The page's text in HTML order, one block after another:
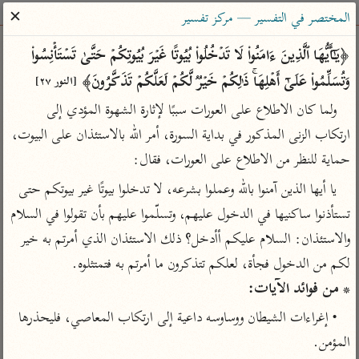
ساهم معنا في نشر القرآن والعلم الشرعي
الباحث القرآني
بحث تفسير علوم مصاحف معاجم
Type 2 or more characters for results.
Type 1 or more
characters for results.
أمّهات
تفسير الطبري
تفسير ابن كثير
تفسير القرطبي
تفسير البغوي
عامّة
فتح البيان للقنوجي
فتح القدير للشوكاني
معاصرة
الميسر
المختصر في
التفسير
أيسر التفاسير
المختصر في التفسير — مركز تفسير
✕
وَتُسَلِّمُوا۟ عَلَىٰۤ أَهۡلِهَاۚ ذَ ٰ⁠لِكُمۡ خَیۡرࣱ لَّكُمۡ لَعَلَّكُمۡ تَذَكَّرُونَ﴾ [النور ٢٧]
حماية للنظر من الاطلاع على العورات، فقال:
والاستئذان: السلام عليكم أأدخل؟ ذلك الاستئذان الذي أمرتم به خير
لكم من الدخول فجأة، لعلكم تتذكرون ما أمرتم به فتمتثلوه.
* من فوائد الآيات:
المؤمن.